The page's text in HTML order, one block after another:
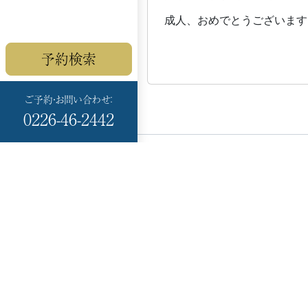
予約検索
ご予約・お問い合わせ：
0226-46-2442
成人、おめでとうございます